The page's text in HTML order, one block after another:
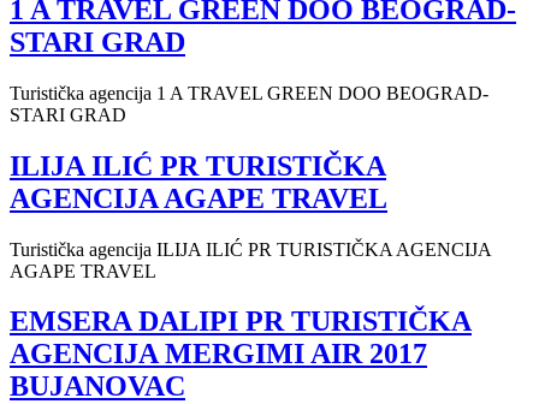
1 A TRAVEL GREEN DOO BEOGRAD-
STARI GRAD
Turistička agencija 1 A TRAVEL GREEN DOO BEOGRAD-
STARI GRAD
ILIJA ILIĆ PR TURISTIČKA
AGENCIJA AGAPE TRAVEL
Turistička agencija ILIJA ILIĆ PR TURISTIČKA AGENCIJA
AGAPE TRAVEL
EMSERA DALIPI PR TURISTIČKA
AGENCIJA MERGIMI AIR 2017
BUJANOVAC